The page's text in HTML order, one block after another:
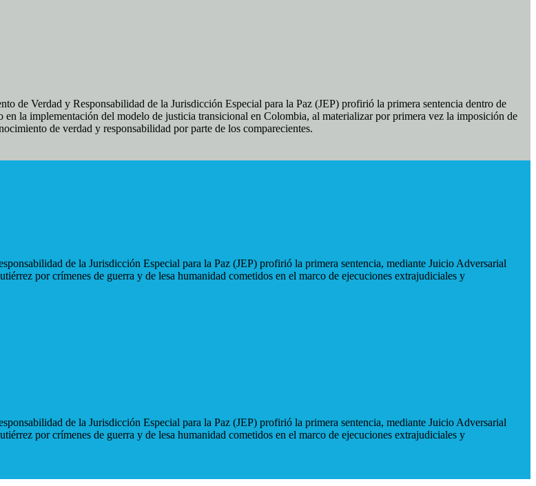
de Verdad y Responsabilidad de la Jurisdicción Especial para la Paz (JEP) profirió la primera sentencia dentro de
la implementación del modelo de justicia transicional en Colombia, al materializar por primera vez la imposición de
de verdad y responsabilidad por parte de los comparecientes.
de la Jurisdicción Especial para la Paz (JEP) profirió la primera sentencia, mediante Juicio Adversarial
por crímenes de guerra y de lesa humanidad cometidos en el marco de ejecuciones extrajudiciales y
de la Jurisdicción Especial para la Paz (JEP) profirió la primera sentencia, mediante Juicio Adversarial
por crímenes de guerra y de lesa humanidad cometidos en el marco de ejecuciones extrajudiciales y